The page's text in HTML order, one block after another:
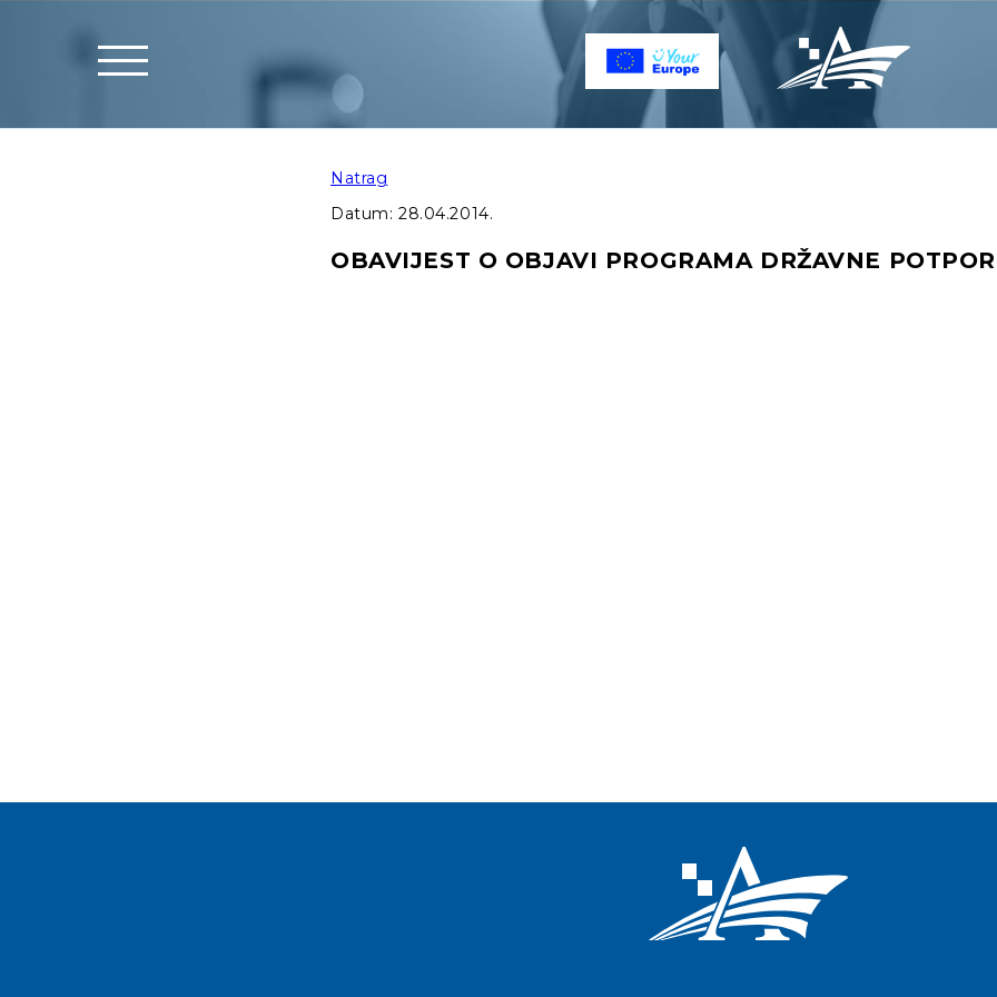
Natrag
Datum: 28.04.2014.
OBAVIJEST O OBJAVI PROGRAMA DRŽAVNE